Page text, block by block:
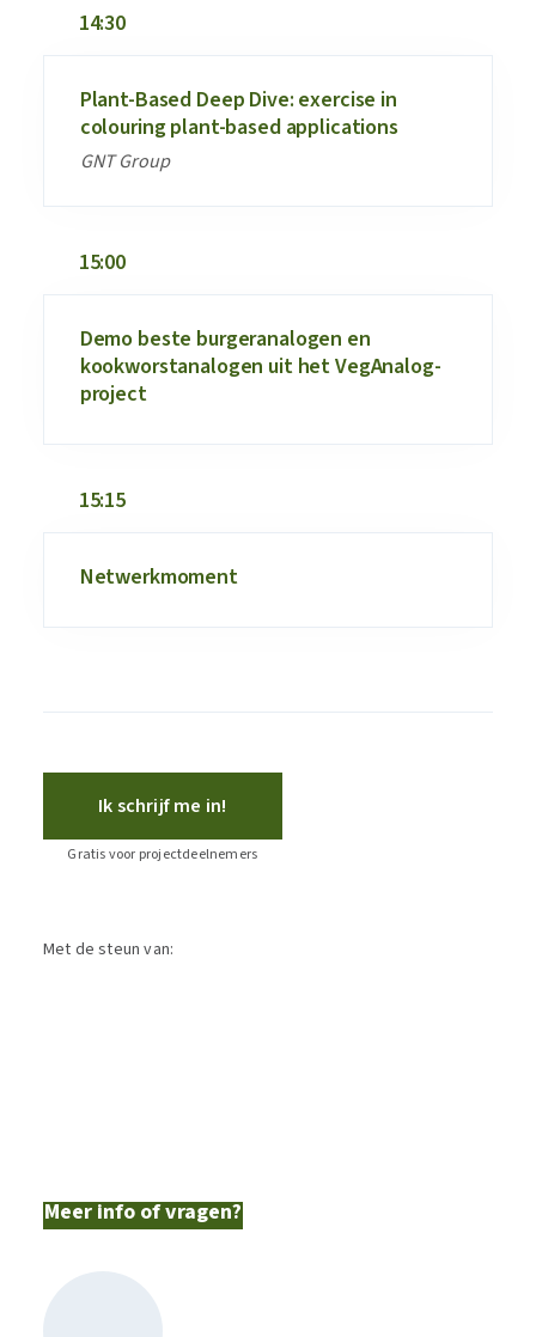
14:30
Plant-Based Deep Dive: exercise in
colouring plant-based applications
GNT Group
15:00
Demo beste burgeranalogen en
kookworstanalogen uit het VegAnalog-
project
15:15
Netwerkmoment
Ik schrijf me in!
Gratis voor projectdeelnemers
Met de steun van:
Meer info of vragen?